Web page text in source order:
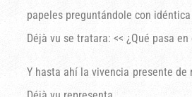
papeles preguntándole con
Déjà vu se tratara: << ¿Qué pasa en
Y hasta ahí la vivencia presente de